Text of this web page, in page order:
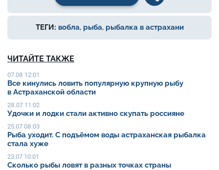
ТЕГИ: вобла, рыба, рыбалка в астрахани
ЧИТАЙТЕ ТАКЖЕ
07.08 12:01
Все кинулись ловить популярную крупную рыбу
в Астраханской области
28.07 11:02
Удочки и лодки стали активно скупать россияне
25.07 08:03
Рыба уходит. С подъёмом воды астраханская рыбалка
стала хуже
23.07 10:01
Сколько рыбы ловят в разных точках страны